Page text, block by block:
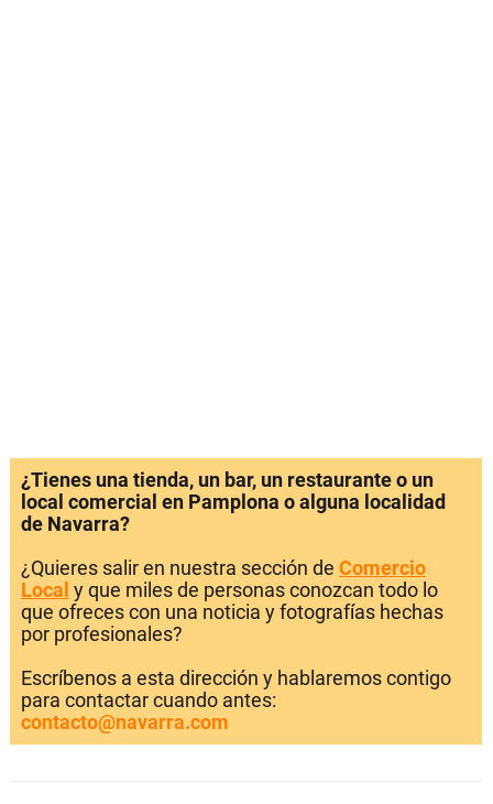
¿Tienes una tienda, un bar, un restaurante o un
local comercial en Pamplona o alguna localidad
de Navarra?
¿Quieres salir en nuestra sección de Comercio
Local y que miles de personas conozcan todo lo
que ofreces con una noticia y fotografías hechas
por profesionales?
Escríbenos a esta dirección y hablaremos contigo
para contactar cuando antes:
contacto@navarra.com